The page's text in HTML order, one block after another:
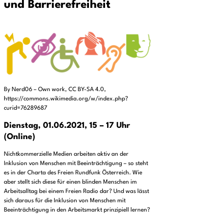
und Barrierefreiheit
By Nerd06 – Own work, CC BY-SA 4.0,
https://commons.wikimedia.org/w/index.php?
curid=76289687
Dienstag, 01.06.2021, 15 – 17 Uhr
(Online)
Nichtkommerzielle Medien arbeiten aktiv an der
Inklusion von Menschen mit Beeinträchtigung – so steht
es in der Charta des Freien Rundfunk Österreich. Wie
aber stellt sich diese für einen blinden Menschen im
Arbeitsalltag bei einem Freien Radio dar? Und was lässt
sich daraus für die Inklusion von Menschen mit
Beeinträchtigung in den Arbeitsmarkt prinzipiell lernen?